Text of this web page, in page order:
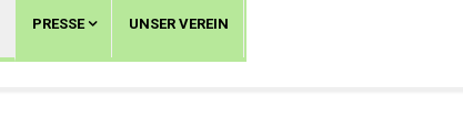
PRESSE UNSER VEREIN